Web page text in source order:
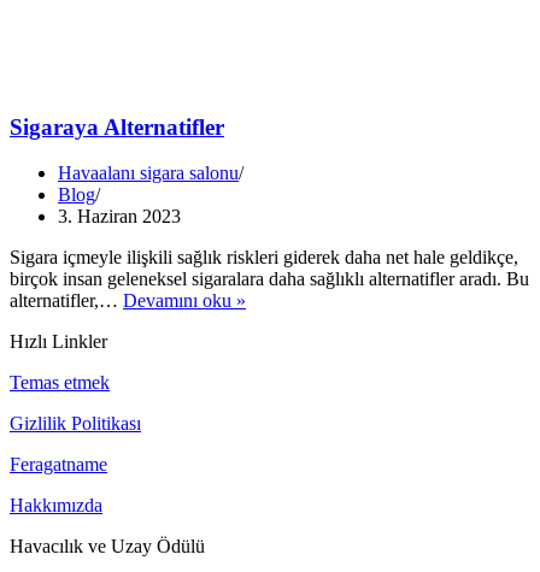
Sigaraya Alternatifler
Havaalanı sigara salonu
Blog
3. Haziran 2023
Sigara içmeyle ilişkili sağlık riskleri giderek daha net hale geldikçe,
birçok insan geleneksel sigaralara daha sağlıklı alternatifler aradı. Bu
alternatifler,… Devamını oku »
Hızlı Linkler
Temas etmek
Gizlilik Politikası
Feragatname
Hakkımızda
Havacılık ve Uzay Ödülü